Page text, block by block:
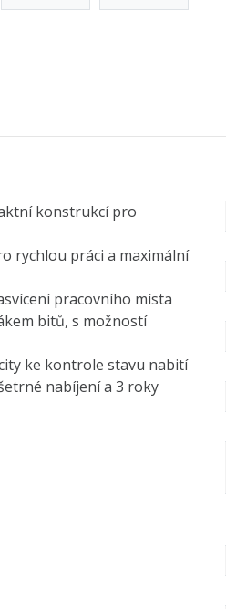
konstrukcí pro
rychlou práci a maximální
pracovního místa
bitů, s možností
ke kontrole stavu nabití
nabíjení a 3 roky